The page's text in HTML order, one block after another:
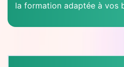
la formation adaptée à vos